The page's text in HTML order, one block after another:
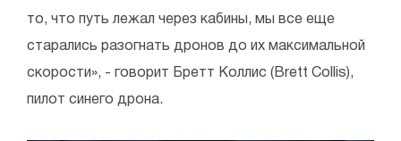
то, что путь лежал через кабины, мы все еще
старались разогнать дронов до их максимальной
скорости», - говорит Бретт Коллис (Brett Collis),
пилот синего дрона.